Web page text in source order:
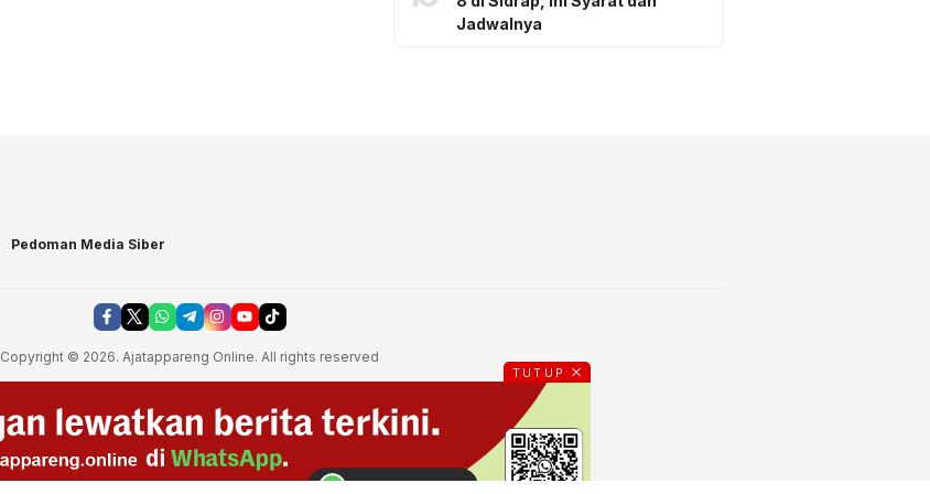
Jadwalnya
Pedoman Media Siber
Copyright © 2026. Ajatappareng Online. All rights reserved
TUTUP